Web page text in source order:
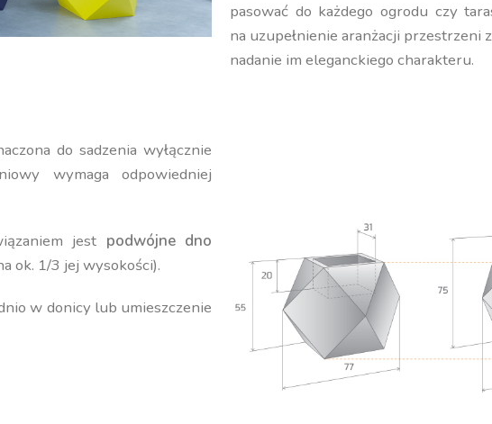
pasować do każdego ogrodu czy
na uzupełnienie aranżacji
nadanie im eleganckiego charakteru.
do sadzenia wyłącznie
wymaga odpowiedniej
jest podwójne dno
ok. 1/3 jej wysokości).
w donicy lub umieszczenie